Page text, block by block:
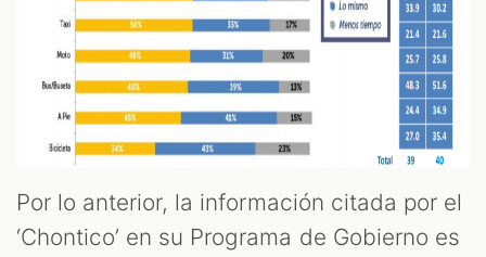
Por lo anterior, la información citada por el
‘Chontico’ en su Programa de Gobierno es